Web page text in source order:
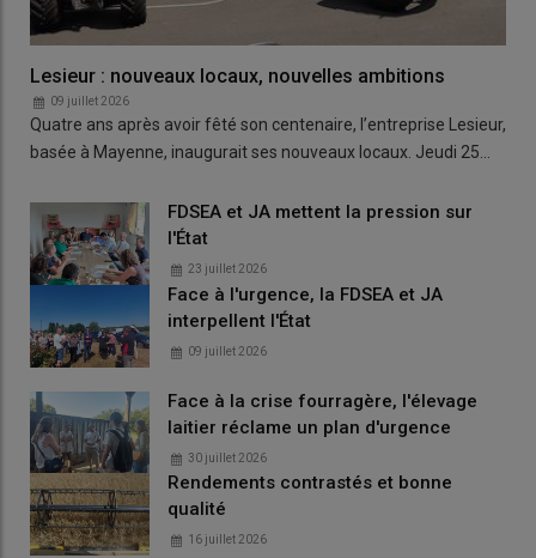
Lesieur : nouveaux locaux, nouvelles ambitions
09 juillet 2026
Quatre ans après avoir fêté son centenaire, l’entreprise Lesieur,
basée à Mayenne, inaugurait ses nouveaux locaux. Jeudi 25…
FDSEA et JA mettent la pression sur
l'État
23 juillet 2026
Face à l'urgence, la FDSEA et JA
interpellent l'État
09 juillet 2026
Face à la crise fourragère, l'élevage
laitier réclame un plan d'urgence
30 juillet 2026
Rendements contrastés et bonne
qualité
16 juillet 2026